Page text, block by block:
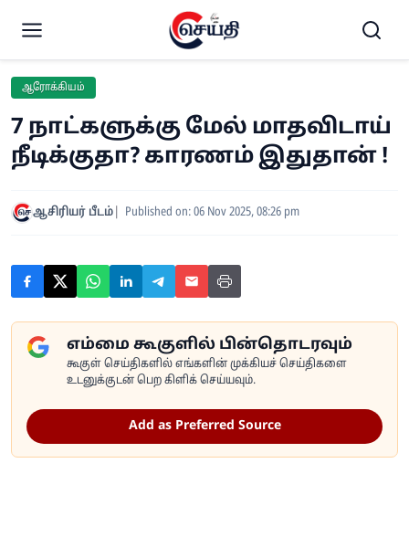
ஆரோக்கியம்
7 நாட்களுக்கு மேல் மாதவிடாய்
நீடிக்குதா? காரணம் இதுதான் !
ஆசிரியர் பீடம் Published on: 06 Nov 2025, 08:26 pm
எம்மை கூகுளில் பின்தொடரவும்
கூகுள் செய்திகளில் எங்களின் முக்கியச் செய்திகளை
உடனுக்குடன் பெற கிளிக் செய்யவும்.
Add as Preferred Source